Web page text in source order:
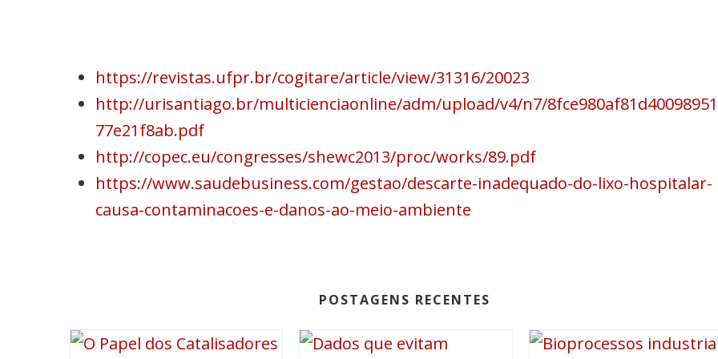
https://revistas.ufpr.br/cogitare/article/view/31316/20023
http://urisantiago.br/multicienciaonline/adm/upload/v4/n7/
77e21f8ab.pdf
http://copec.eu/congresses/shewc2013/proc/works/89.pdf
https://www.saudebusiness.com/gestao/descarte-inadequado-do-lixo-hospitalar-
causa-contaminacoes-e-danos-ao-meio-ambiente
POSTAGENS RECENTES